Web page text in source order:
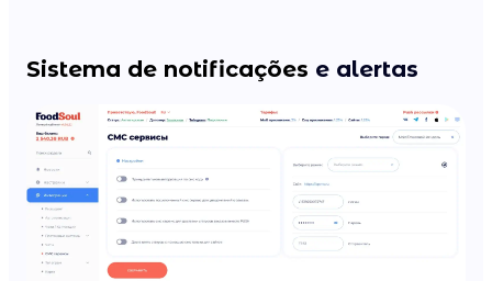
Sistema de notificações e alertas